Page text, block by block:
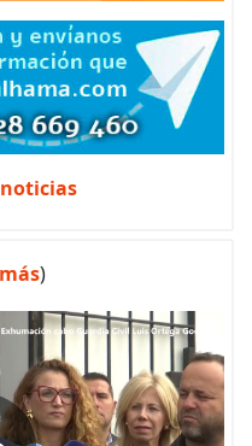
más)